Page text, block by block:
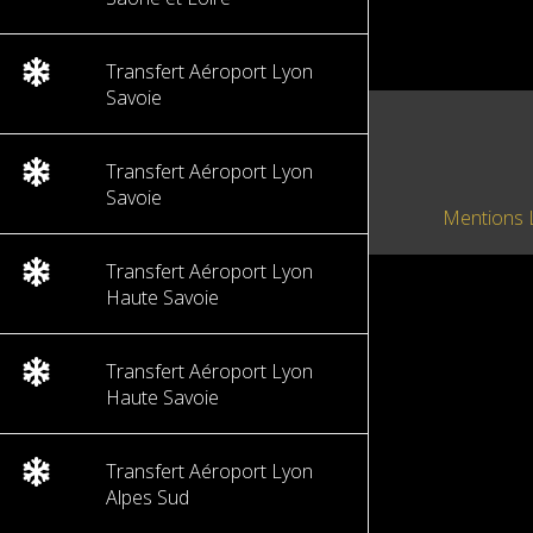
Transfert Aéroport Lyon
Savoie
Transfert Aéroport Lyon
Savoie
Transfert Aéroport Lyon
Haute Savoie
Transfert Aéroport Lyon
Haute Savoie
Transfert Aéroport Lyon
Alpes Sud
Mentions